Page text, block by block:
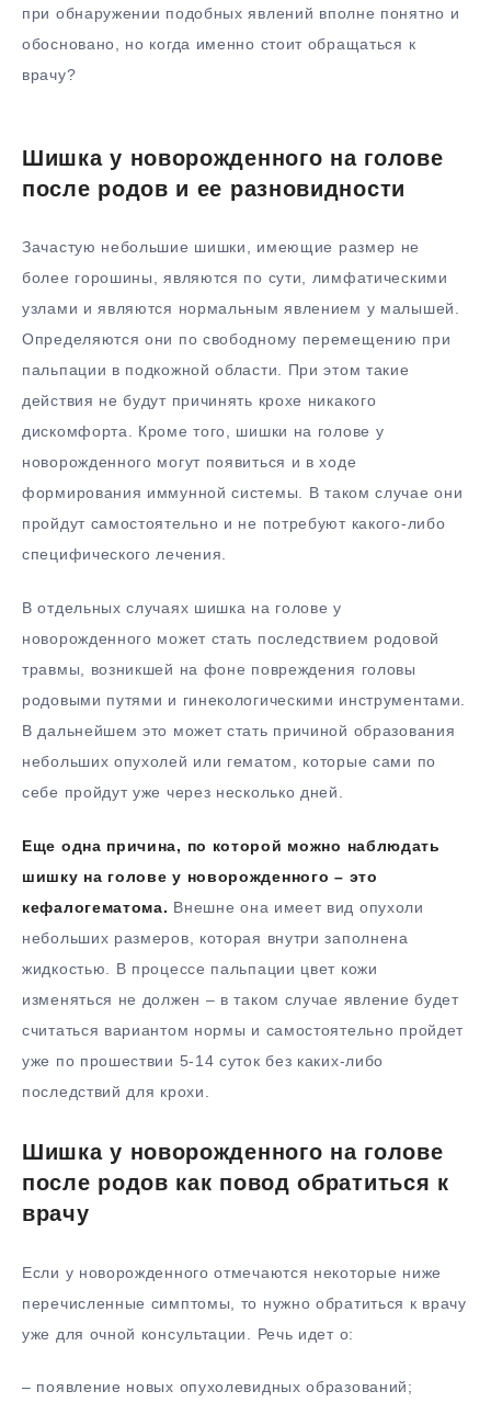
при обнаружении подобных явлений вполне понятно и
обосновано, но когда именно стоит обращаться к
врачу?
Шишка у новорожденного на голове
после родов и ее разновидности
Зачастую небольшие шишки, имеющие размер не
более горошины, являются по сути, лимфатическими
узлами и являются нормальным явлением у малышей.
Определяются они по свободному перемещению при
пальпации в подкожной области. При этом такие
действия не будут причинять крохе никакого
дискомфорта. Кроме того, шишки на голове у
новорожденного могут появиться и в ходе
формирования иммунной системы. В таком случае они
пройдут самостоятельно и не потребуют какого-либо
специфического лечения.
В отдельных случаях шишка на голове у
новорожденного может стать последствием родовой
травмы, возникшей на фоне повреждения головы
родовыми путями и гинекологическими инструментами.
В дальнейшем это может стать причиной образования
небольших опухолей или гематом, которые сами по
себе пройдут уже через несколько дней.
Еще одна причина, по которой можно наблюдать
шишку на голове у новорожденного – это
кефалогематома. Внешне она имеет вид опухоли
небольших размеров, которая внутри заполнена
жидкостью. В процессе пальпации цвет кожи
изменяться не должен – в таком случае явление будет
считаться вариантом нормы и самостоятельно пройдет
уже по прошествии 5-14 суток без каких-либо
последствий для крохи.
Шишка у новорожденного на голове
после родов как повод обратиться к
врачу
Если у новорожденного отмечаются некоторые ниже
перечисленные симптомы, то нужно обратиться к врачу
уже для очной консультации. Речь идет о:
– появление новых опухолевидных образований;